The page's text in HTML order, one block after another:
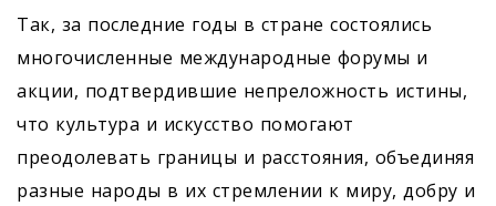
Так, за последние годы в стране состоялись
многочисленные международные форумы и
акции, подтвердившие непреложность истины,
что культура и искусство помогают
преодолевать границы и расстояния, объединяя
разные народы в их стремлении к миру, добру и